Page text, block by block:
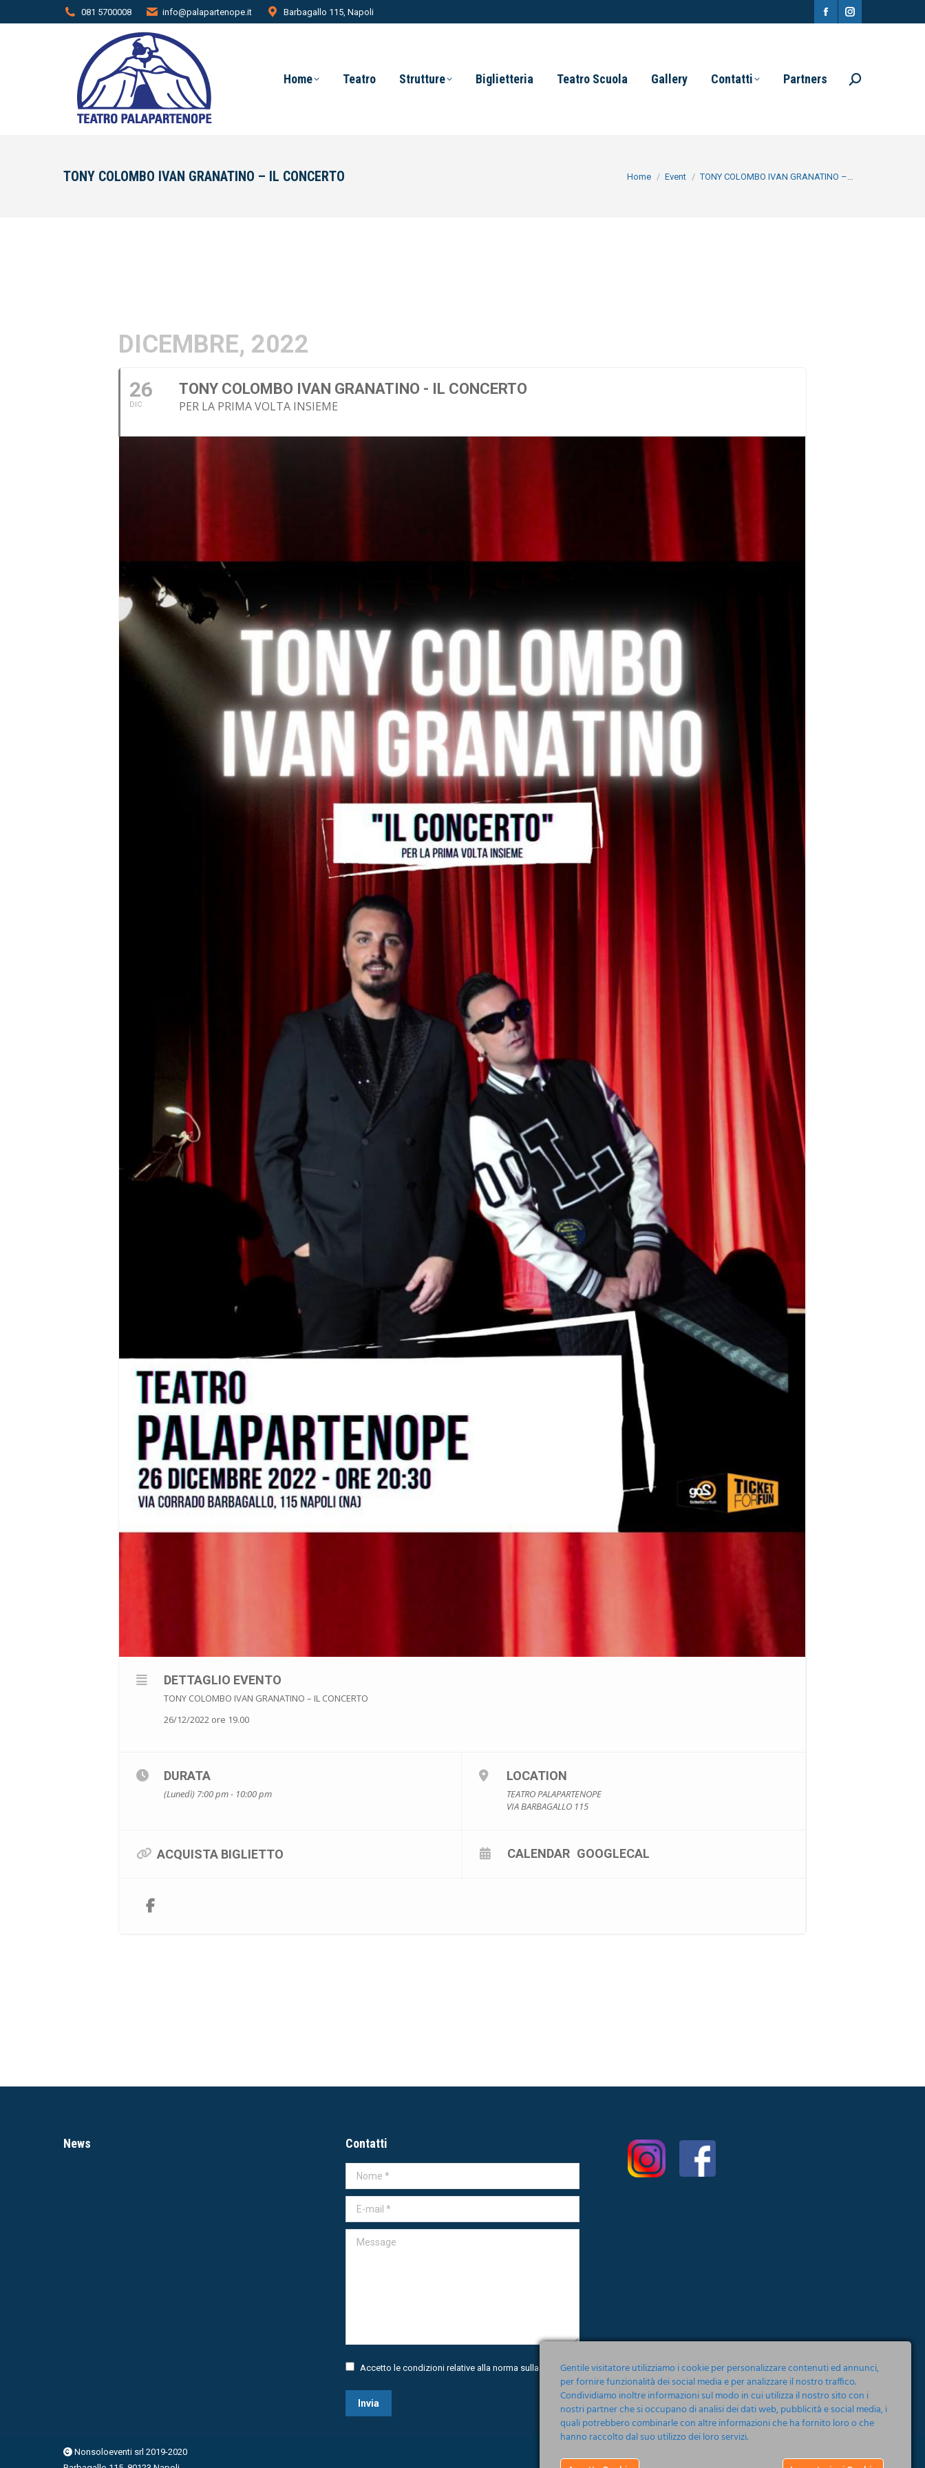
081 5700008 info@palapartenope.it Barbagallo 115, Napoli
FacebookInstagram
Home Teatro Strutture Biglietteria Teatro Scuola Gallery Contatti Partners Search:
TONY COLOMBO IVAN GRANATINO – IL CONCERTO You are here:
Home Event TONY COLOMBO IVAN GRANATINO –…
DICEMBRE, 2022
26
DIC
TONY COLOMBO IVAN GRANATINO - IL CONCERTO
PER LA PRIMA VOLTA INSIEME
DETTAGLIO EVENTO
TONY COLOMBO IVAN GRANATINO – IL CONCERTO
26/12/2022 ore 19.00
DURATA
(Lunedì) 7:00 pm - 10:00 pm
LOCATION
TEATRO PALAPARTENOPE
VIA BARBAGALLO 115
ACQUISTA BIGLIETTO CALENDAR GOOGLECAL
News Contatti
Nome *
E-mail *
Message
Accetto le condizioni relative alla norma sulla Privacy
Invia
Nonsoloeventi srl 2019-2020
Gentile visitatore utilizziamo i cookie per personalizzare contenuti ed annunci,
per fornire funzionalità dei social media e per analizzare il nostro traffico.
Condividiamo inoltre informazioni sul modo in cui utilizza il nostro sito con i
nostri partner che si occupano di analisi dei dati web, pubblicità e social media, i
quali potrebbero combinarle con altre informazioni che ha fornito loro o che
hanno raccolto dal suo utilizzo dei loro servizi.